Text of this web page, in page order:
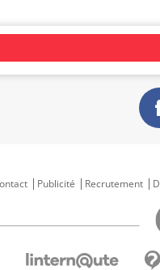
Publicité Recrutement